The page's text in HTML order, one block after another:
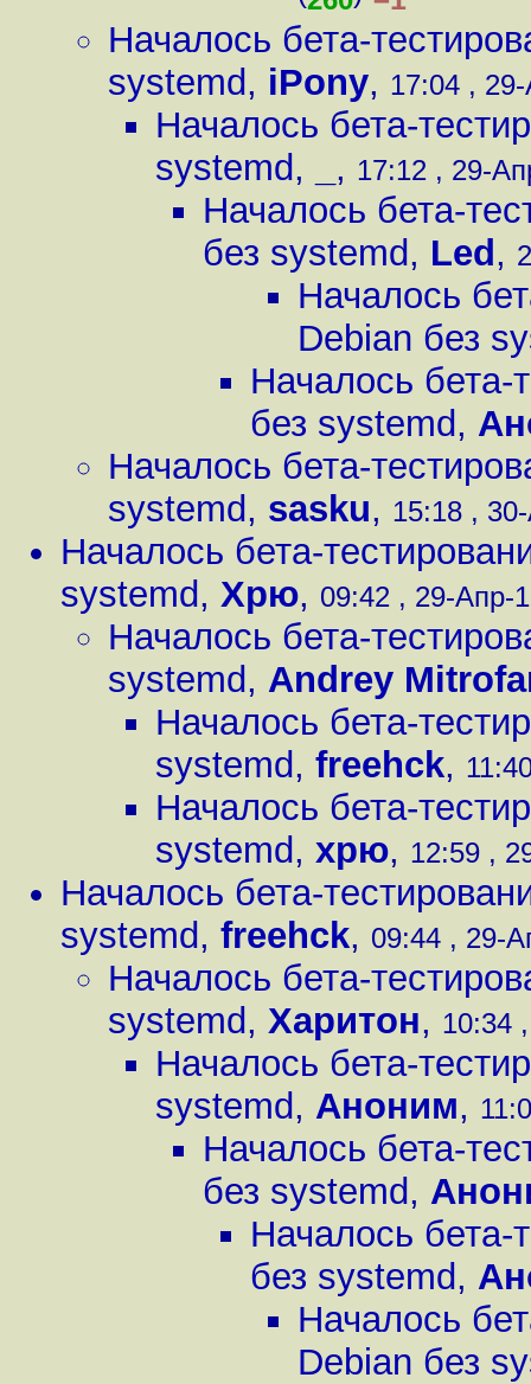
Началось бета-
systemd, iPony, 17:04 ,
Началось бета-
systemd, , 17:12 , 29-
Началось бета-
без systemd, Led ,
Началось
Debian без
Началось бета-
без systemd,
Началось бета-
systemd, sasku, 15:18 ,
Началось бета-
systemd, Хрю, 09:42 , 29-Апр-
Началось бета-
systemd, Andrey
Началось бета-
systemd, freehck,
Началось бета-
systemd, хрю, 12:59 ,
Началось бета-
systemd, freehck, 09:44 , 29-
Началось бета-
systemd, Харитон, 10:34
Началось бета-
systemd, Аноним,
Началось бета-
без systemd,
Началось бета-
без systemd,
Началось
Debian без